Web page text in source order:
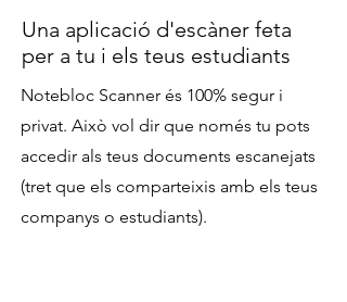
Una aplicació d'escàner feta
per a tu i els teus estudiants
Notebloc Scanner és 100% segur i
privat. Això vol dir que només tu pots
accedir als teus documents escanejats
(tret que els comparteixis amb els teus
companys o estudiants).